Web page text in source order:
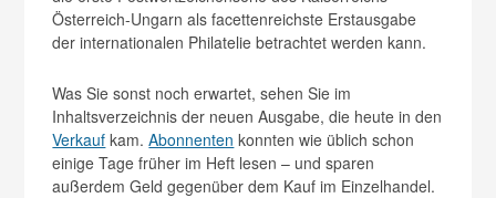
Österreich-Ungarn als facettenreichste Erstausgabe
der internationalen Philatelie betrachtet werden kann.
Was Sie sonst noch erwartet, sehen Sie im
Inhaltsverzeichnis der neuen Ausgabe, die heute in den
Verkauf kam.Abonnenten konnten wie üblich schon
einige Tage früher im Heft lesen – und sparen
außerdem Geld gegenüber dem Kauf im Einzelhandel.